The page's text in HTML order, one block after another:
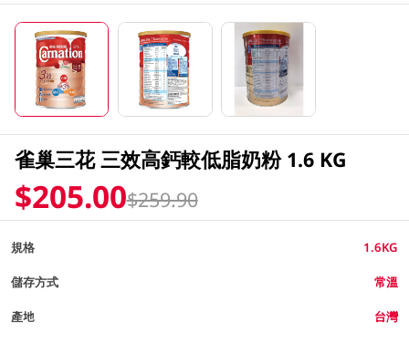
雀巢三花 三效高鈣較低脂奶粉 1.6 KG
$205.00$259.90
規格 1.6KG
儲存方式 常溫
產地 台灣